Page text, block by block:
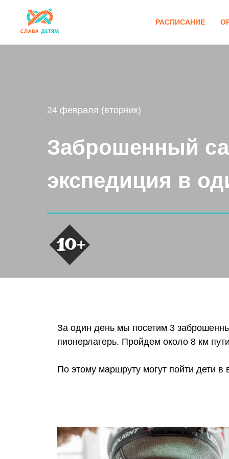
РАСПИСАНИЕ
Заброшенный
экспедиция в
24 февраля (вторник)
За один день мы посетим 3
пионерлагерь. Пройдем около 8 км
По этому маршруту могут пойти дети в